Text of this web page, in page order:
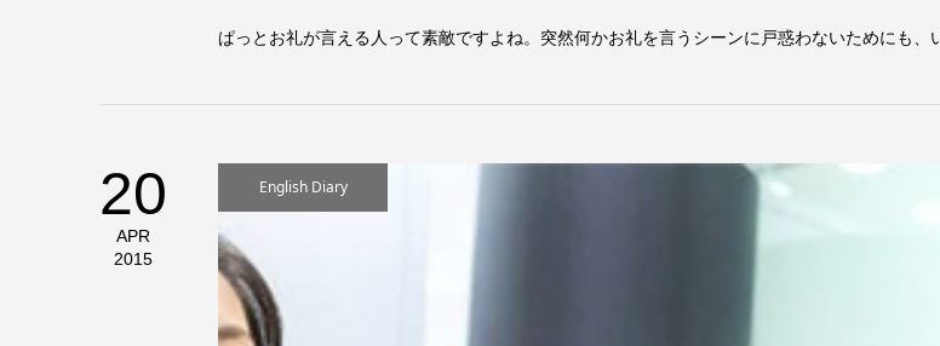
ぱっとお礼が言える人って素敵ですよね。突然何かお礼を言うシーンに戸惑わないためにも、
20
APR
2015
English Diary